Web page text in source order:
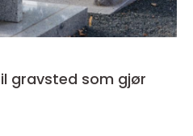
gravsted som gjør